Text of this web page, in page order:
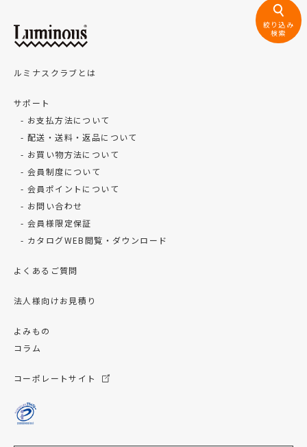
絞り込み
検索
ルミナスクラブとは
サポート
お支払方法について
配送・送料・返品について
お買い物方法について
会員制度について
会員ポイントについて
お問い合わせ
会員様限定保証
カタログWEB閲覧・ダウンロード
よくあるご質問
法人様向けお見積り
よみもの
コラム
コーポレートサイト